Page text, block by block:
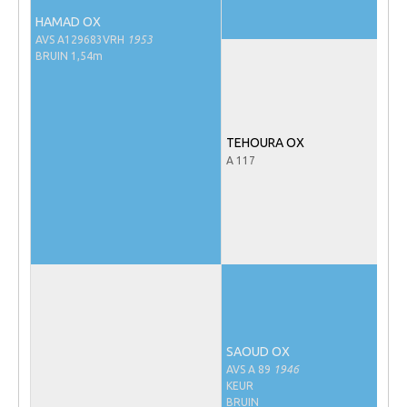
Veulens en merries
Zoek een NRPS paard
Veulen registratie
HAMAD OX
AVS A129683VRH
1953
BRUIN 1,54m
TEHOURA OX
A 117
SAOUD OX
AVS A 89 1946
KEUR
BRUIN